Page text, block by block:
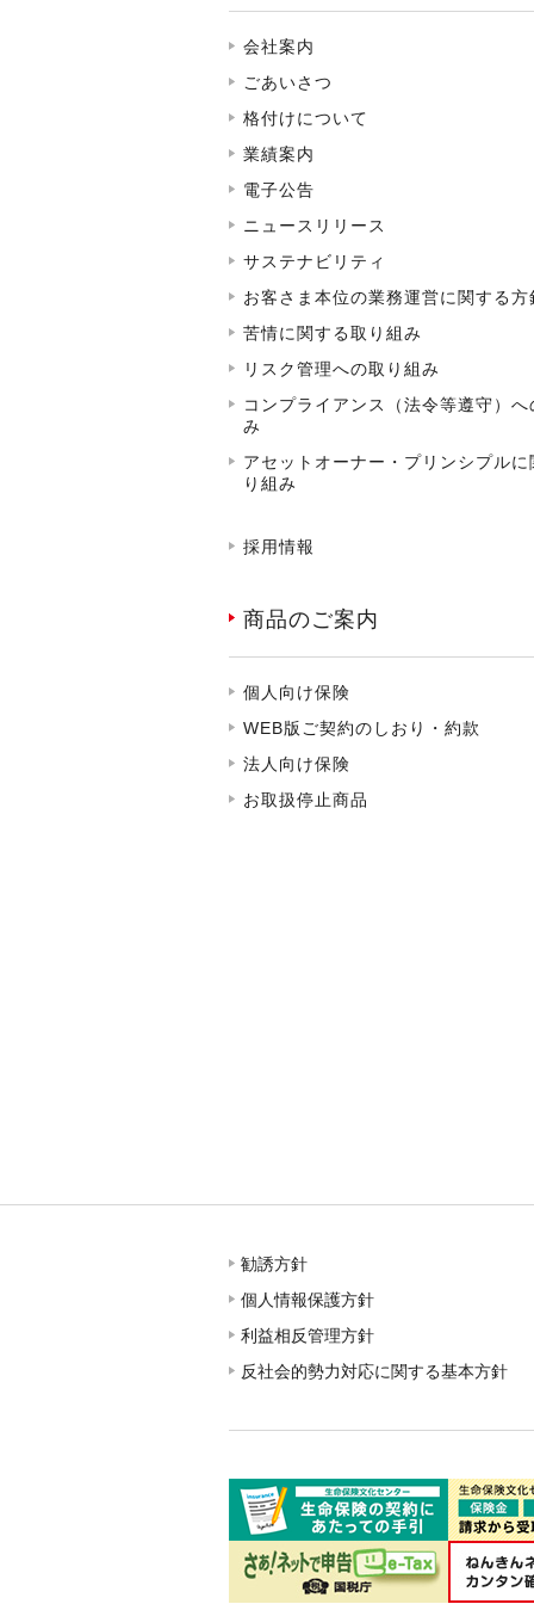
会社案内
ごあいさつ
格付けについて
業績案内
電子公告
ニュースリリース
サステナビリティ
お客さま本位の業務運営に関する方
苦情に関する取り組み
リスク管理への取り組み
コンプライアンス（法令等遵守）
み
アセットオーナー・プリンシプルに
り組み
採用情報
商品のご案内
個人向け保険
WEB版ご契約のしおり・約款
法人向け保険
お取扱停止商品
勧誘方針
個人情報保護方針
利益相反管理方針
反社会的勢力対応に関する基本方針